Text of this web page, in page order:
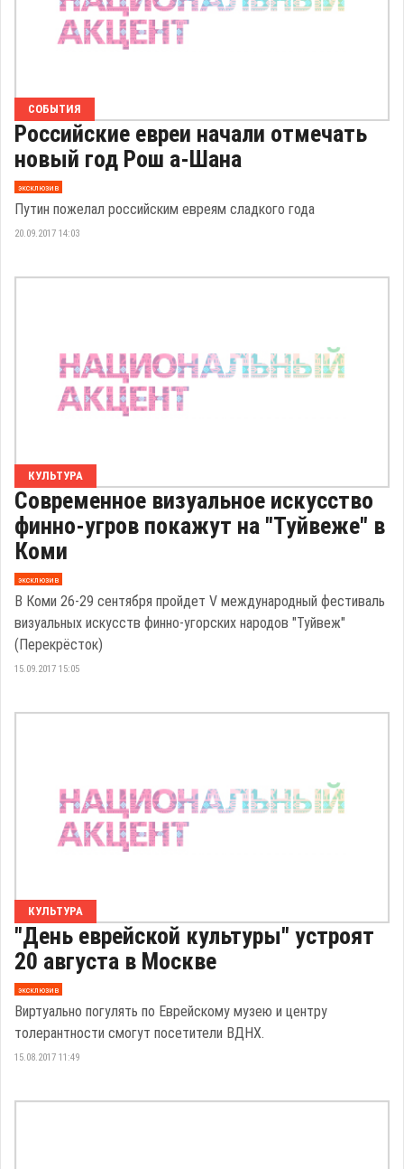
СОБЫТИЯ
Российские евреи начали отмечать
новый год Рош а-Шана
эксклюзив
Путин пожелал российским евреям сладкого года
20.09.2017 14:03
КУЛЬТУРА
Современное визуальное искусство
финно-угров покажут на "Туйвеже" в
Коми
эксклюзив
В Коми 26-29 сентября пройдет V международный фестиваль
визуальных искусств финно-угорских народов "Туйвеж"
(Перекрёсток)
15.09.2017 15:05
КУЛЬТУРА
"День еврейской культуры" устроят
20 августа в Москве
эксклюзив
Виртуально погулять по Еврейскому музею и центру
толерантности смогут посетители ВДНХ.
15.08.2017 11:49